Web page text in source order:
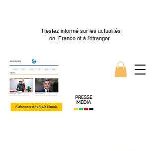
Restez informé sur les actualités
en France et à l’étranger